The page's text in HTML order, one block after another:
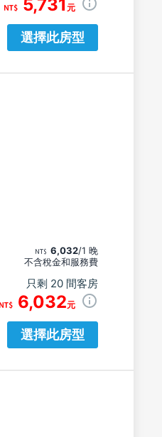
5,731 元
選擇此房型
6,032/1 晚
不含稅金和服務費
只剩 20 間客房
6,032元
選擇此房型